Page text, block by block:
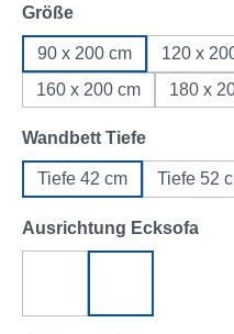
Größeauswählen
90 x 200 cm 120 x
160 x 200 cm
180 x
Wandbett Tiefeauswählen
Tiefe 42 cm Tiefe 52
Ausrichtung Ecksofa